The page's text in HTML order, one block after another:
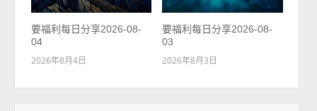
要福利每日分享2026-08-
04
2026年8月4日
要福利每日分享2026-08-
03
2026年8月3日